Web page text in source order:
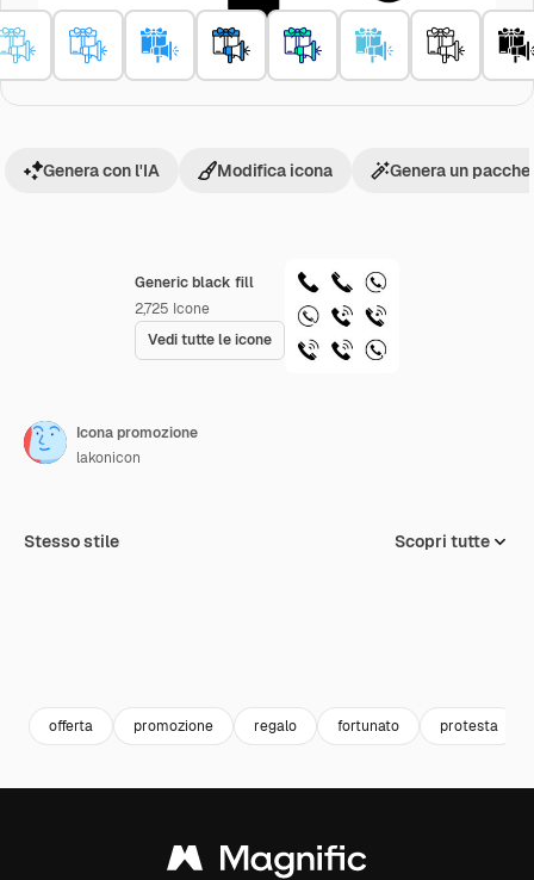
Generic black fill
2,725 Icone
Vedi tutte le icone
Genera con l'IA Modifica icona Genera un
Icona promozione
lakonicon
Stesso stile Scopri tutte
offerta promozione regalo fortunato protesta